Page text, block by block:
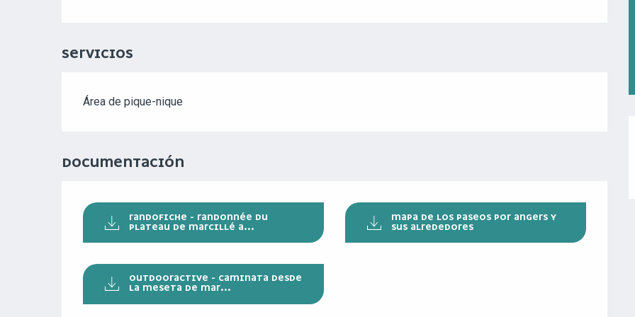
SERVICIOS
Área de pique-nique
DOCUMENTACIÓN
RANDOFICHE - RANDONNÉE DU
PLATEAU DE MARCILLÉ A...
MAPA DE LOS PASEOS POR ANGERS Y
SUS ALREDEDORES
OUTDOORACTIVE - CAMINATA DESDE
LA MESETA DE MAR...